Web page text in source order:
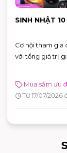
SINH NHẬT
Cơ hội tham gia
với tổng giá trị
Mua sắm ưu
Từ 17/07/2026